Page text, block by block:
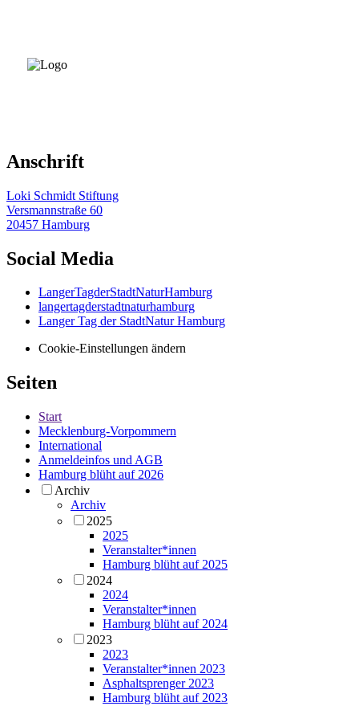
Anschrift
Loki Schmidt Stiftung
Versmannstraße 60
20457 Hamburg
Social Media
LangerTagderStadtNaturHamburg
langertagderstadtnaturhamburg
Langer Tag der StadtNatur Hamburg
Cookie-Einstellungen ändern
Seiten
Start
Mecklenburg-Vorpommern
International
Anmeldeinfos und AGB
Hamburg blüht auf 2026
Archiv
Archiv
2025
2025
Veranstalter*innen
Hamburg blüht auf 2025
2024
2024
Veranstalter*innen
Hamburg blüht auf 2024
2023
2023
Veranstalter*innen 2023
Asphaltsprenger 2023
Hamburg blüht auf 2023